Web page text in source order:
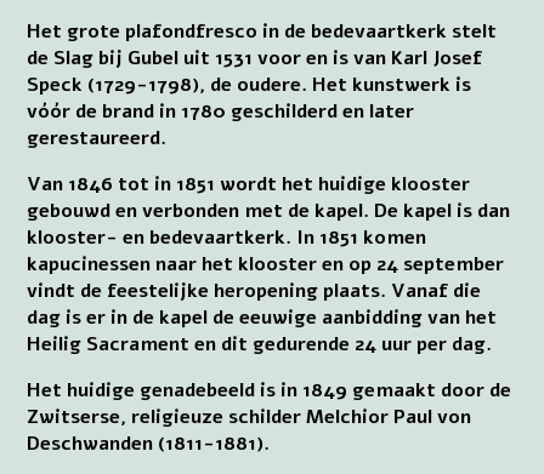
Het grote plafondfresco in de bedevaartkerk stelt
de Slag bij Gubel uit 1531 voor en is van Karl Josef
Speck (1729-1798), de oudere. Het kunstwerk is
vóór de brand in 1780 geschilderd en later
gerestaureerd.
Van 1846 tot in 1851 wordt het huidige klooster
gebouwd en verbonden met de kapel. De kapel is dan
klooster- en bedevaartkerk. In 1851 komen
kapucinessen naar het klooster en op 24 september
vindt de feestelijke heropening plaats. Vanaf die
dag is er in de kapel de eeuwige aanbidding van het
Heilig Sacrament en dit gedurende 24 uur per dag.
Het huidige genadebeeld is in 1849 gemaakt door de
Zwitserse, religieuze schilder Melchior Paul von
Deschwanden (1811-1881).